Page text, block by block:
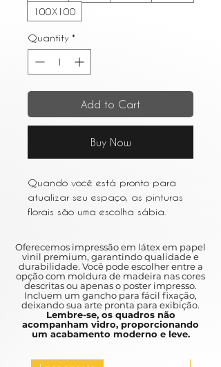
100X100
Quantity *
Add to Cart
Buy Now
Quando você está pronto para
atualizar seu espaço, as pinturas
florais são uma escolha sábia.
leve e arejada.
When you are ready to upgrade
your space, floral paintings are a
wise choice.
Choose an impressionist style or
watercolor for a light and airy
Oferecemos impressão em látex em papel
vinil premium, garantindo qualidade e
durabilidade. Você pode escolher entre a
opção com moldura de madeira nas cores
descritas ou apenas o poster impresso.
Incluem um gancho para fácil fixação,
deixando sua arte pronta para exibição.
Lembre-se, os quadros não
acompanham vidro, proporcionando
um acabamento moderno e leve.